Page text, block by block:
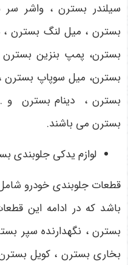
سیلندر بسترن ، واشر سر
بسترن ، میل لنگ بسترن ،
بسترن، پمپ بنزین بسترن
بسترن، میل سوپاپ بسترن
بسترن ، دینام بسترن و
بسترن می باشند.
لوازم یدکی جلوبندی
قطعات جلوبندی خودرو
باشد که در ادامه این
بسترن ، نگهدارنده سپر
بخاری بسترن ، کویل